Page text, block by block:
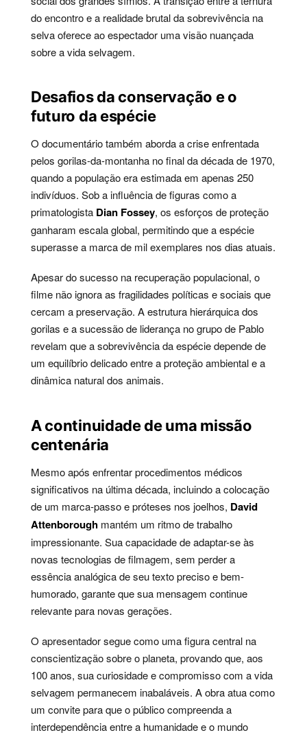
do encontro e a realidade brutal da sobrevivência na
selva oferece ao espectador uma visão nuançada
sobre a vida selvagem.
Desafios da conservação e o
futuro da espécie
O documentário também aborda a crise enfrentada
pelos gorilas-da-montanha no final da década de 1970,
quando a população era estimada em apenas 250
indivíduos. Sob a influência de figuras como a
primatologista Dian Fossey, os esforços de proteção
ganharam escala global, permitindo que a espécie
superasse a marca de mil exemplares nos dias atuais.
Apesar do sucesso na recuperação populacional, o
filme não ignora as fragilidades políticas e sociais que
cercam a preservação. A estrutura hierárquica dos
gorilas e a sucessão de liderança no grupo de Pablo
revelam que a sobrevivência da espécie depende de
um equilíbrio delicado entre a proteção ambiental e a
dinâmica natural dos animais.
A continuidade de uma missão
centenária
Mesmo após enfrentar procedimentos médicos
significativos na última década, incluindo a colocação
de um marca-passo e próteses nos joelhos, David
Attenborough mantém um ritmo de trabalho
impressionante. Sua capacidade de adaptar-se às
novas tecnologias de filmagem, sem perder a
essência analógica de seu texto preciso e bem-
humorado, garante que sua mensagem continue
relevante para novas gerações.
O apresentador segue como uma figura central na
conscientização sobre o planeta, provando que, aos
100 anos, sua curiosidade e compromisso com a vida
selvagem permanecem inabaláveis. A obra atua como
um convite para que o público compreenda a
interdependência entre a humanidade e o mundo